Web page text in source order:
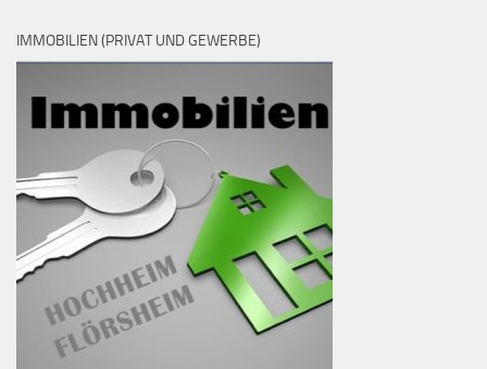
IMMOBILIEN (PRIVAT UND GEWERBE)